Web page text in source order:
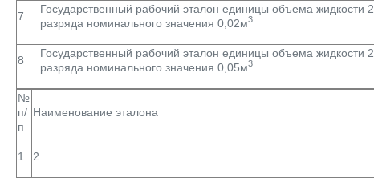
7
Государственный рабочий эталон единицы объема жидкости 2
разряда номинального значения 0,02м3
8
Государственный рабочий эталон единицы объема жидкости 2
разряда номинального значения 0,05м3
№
п/
п
Наименование эталона
1 2